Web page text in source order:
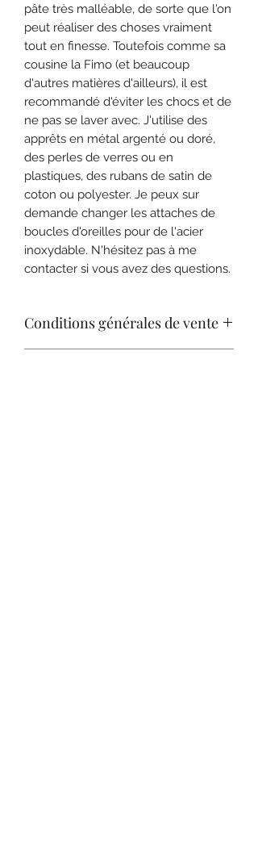
pâte très malléable, de sorte que l'on
peut réaliser des choses vraiment
tout en finesse. Toutefois comme sa
cousine la Fimo (et beaucoup
d'autres matières d'ailleurs), il est
recommandé d'éviter les chocs et de
ne pas se laver avec. J'utilise des
apprêts en métal argenté ou doré,
des perles de verres ou en
plastiques, des rubans de satin de
coton ou polyester. Je peux sur
demande changer les attaches de
boucles d'oreilles pour de l'acier
inoxydable. N'hésitez pas à me
contacter si vous avez des questions.
Conditions générales de vente